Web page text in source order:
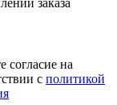
заказа
согласие на
с политикой